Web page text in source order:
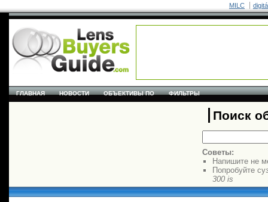
MILC
ГЛАВНАЯ НОВОСТИ ОБЪЕКТИВЫ ПО ФИЛЬТРЫ
Поиск
Советы:
Напишите не
Попробуйте
300 is